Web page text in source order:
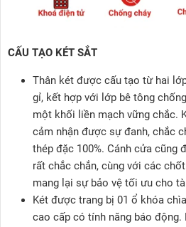
CẤU TẠO KÉT SẮT
Thân két được cấu tạo từ hai
gỉ, kết hợp với lớp bê tông
một khối liền mạch vững chắc.
cảm nhận được sự đanh, chắc
thép đặc 100%. Cánh cửa cũng
rất chắc chắn, cùng với các
mang lại sự bảo vệ tối ưu cho
Két được trang bị 01 ổ khóa
cao cấp có tính năng báo